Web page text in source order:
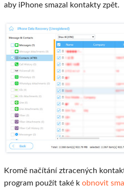
aby iPhone smazal kontakty zpět.
Kromě načítání ztracených
program použít také k obnovit